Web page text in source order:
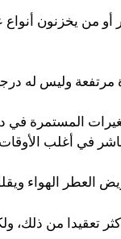
من يخزنون
وليس له
المستمرة
أغلب الأوقات
العطر الهواء
من ذلك،